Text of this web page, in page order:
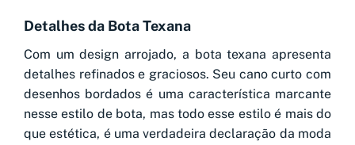
Detalhes da Bota Texana
Com um design arrojado, a bota texana apresenta
detalhes refinados e graciosos. Seu cano curto com
desenhos bordados é uma característica marcante
nesse estilo de bota, mas todo esse estilo é mais do
que estética, é uma verdadeira declaração da moda